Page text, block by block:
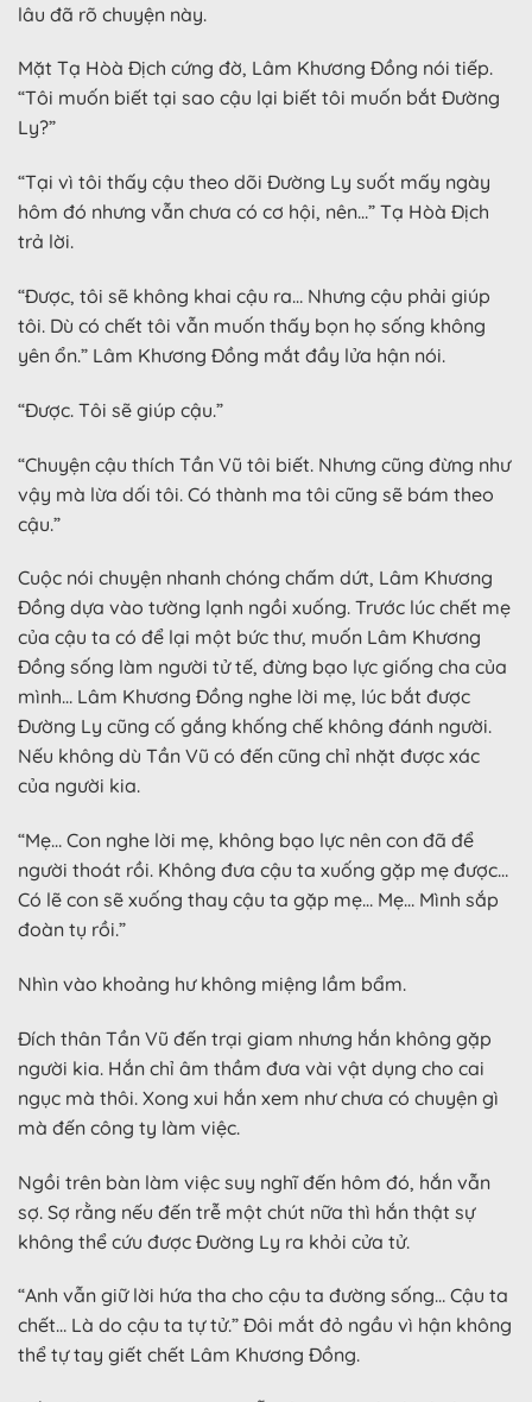
lâu đã rõ chuyện này.
Mặt Tạ Hòà Địch cứng đờ, Lâm Khương Đồng nói tiếp.
“Tôi muốn biết tại sao cậu lại biết tôi muốn bắt Đường
Ly?”
“Tại vì tôi thấy cậu theo dõi Đường Ly suốt mấy ngày
hôm đó nhưng vẫn chưa có cơ hội, nên…” Tạ Hòà Địch
trả lời.
“Được, tôi sẽ không khai cậu ra… Nhưng cậu phải giúp
tôi. Dù có chết tôi vẫn muốn thấy bọn họ sống không
yên ổn.” Lâm Khương Đồng mắt đầy lửa hận nói.
“Được. Tôi sẽ giúp cậu.”
“Chuyện cậu thích Tần Vũ tôi biết. Nhưng cũng đừng như
vậy mà lừa dối tôi. Có thành ma tôi cũng sẽ bám theo
cậu.”
Cuộc nói chuyện nhanh chóng chấm dứt, Lâm Khương
Đồng dựa vào tường lạnh ngồi xuống. Trước lúc chết mẹ
của cậu ta có để lại một bức thư, muốn Lâm Khương
Đồng sống làm người tử tế, đừng bạo lực giống cha của
mình… Lâm Khương Đồng nghe lời mẹ, lúc bắt được
Đường Ly cũng cố gắng khống chế không đánh người.
Nếu không dù Tần Vũ có đến cũng chỉ nhặt được xác
của người kia.
“Mẹ… Con nghe lời mẹ, không bạo lực nên con đã để
người thoát rồi. Không đưa cậu ta xuống gặp mẹ được…
Có lẽ con sẽ xuống thay cậu ta gặp mẹ… Mẹ… Mình sắp
đoàn tụ rồi.”
Nhìn vào khoảng hư không miệng lầm bẩm.
Đích thân Tần Vũ đến trại giam nhưng hắn không gặp
người kia. Hắn chỉ âm thầm đưa vài vật dụng cho cai
ngục mà thôi. Xong xui hắn xem như chưa có chuyện gì
mà đến công ty làm việc.
Ngồi trên bàn làm việc suy nghĩ đến hôm đó, hắn vẫn
sợ. Sợ rằng nếu đến trễ một chút nữa thì hắn thật sự
không thể cứu được Đường Ly ra khỏi cửa tử.
“Anh vẫn giữ lời hứa tha cho cậu ta đường sống… Cậu ta
chết… Là do cậu ta tự tử.” Đôi mắt đỏ ngầu vì hận không
thể tự tay giết chết Lâm Khương Đồng.